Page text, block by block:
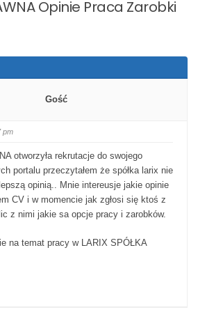
Opinie Praca Zarobki
Gość
pm
otworzyła rekrutacje do swojego
portalu przeczytałem że spółka larix nie
opinią.. Mnie intereusje jakie opinie
CV i w momencie jak zgłosi się ktoś z
z nimi jakie sa opcje pracy i zarobków.
na temat pracy w LARIX SPÓŁKA
w dół.
kciuka w górę.